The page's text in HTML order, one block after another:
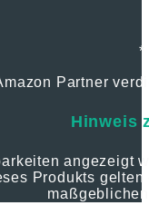
*
Partner
Hinweis
angezeigt
Produkts